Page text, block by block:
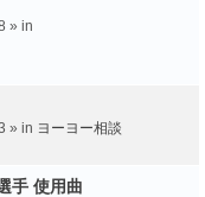
» in
» in ヨーヨー相談
手 使用曲